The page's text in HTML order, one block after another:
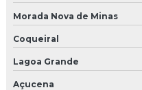
Morada Nova de Minas
Coqueiral
Lagoa Grande
Açucena